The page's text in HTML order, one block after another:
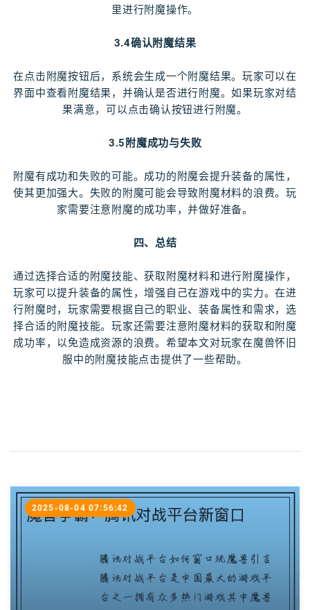
里进行附魔操作。
3.4确认附魔结果
在点击附魔按钮后，系统会生成一个附魔结果。玩家可以在
界面中查看附魔结果，并确认是否进行附魔。如果玩家对结
果满意，可以点击确认按钮进行附魔。
3.5附魔成功与失败
附魔有成功和失败的可能。成功的附魔会提升装备的属性，
使其更加强大。失败的附魔可能会导致附魔材料的浪费。玩
家需要注意附魔的成功率，并做好准备。
四、总结
通过选择合适的附魔技能、获取附魔材料和进行附魔操作，
玩家可以提升装备的属性，增强自己在游戏中的实力。在进
行附魔时，玩家需要根据自己的职业、装备属性和需求，选
择合适的附魔技能。玩家还需要注意附魔材料的获取和附魔
成功率，以免造成资源的浪费。希望本文对玩家在魔兽怀旧
服中的附魔技能点击提供了一些帮助。
2025-08-04 07:56:42